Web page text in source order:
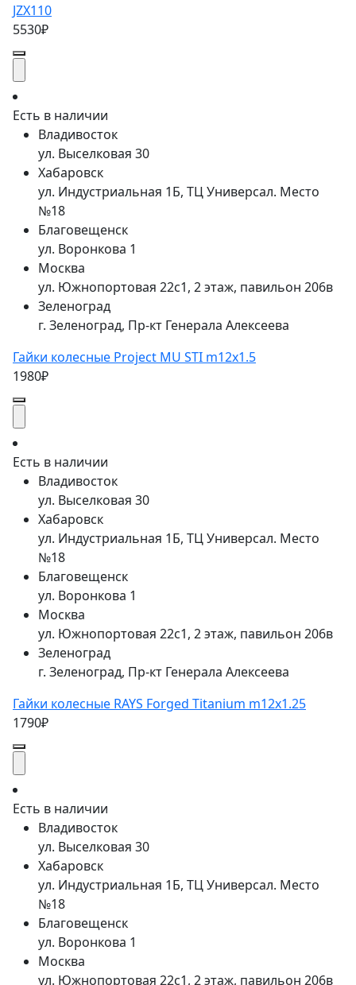
JZX110
5530₽
Есть в наличии
Владивосток
ул. Выселковая 30
Хабаровск
ул. Индустриальная 1Б, ТЦ Универсал. Место
№18
Благовещенск
ул. Воронкова 1
Москва
ул. Южнопортовая 22с1, 2 этаж, павильон 206в
Зеленоград
г. Зеленоград, Пр-кт Генерала Алексеева
Гайки колесные Project MU STI m12x1.5
1980₽
Есть в наличии
Владивосток
ул. Выселковая 30
Хабаровск
ул. Индустриальная 1Б, ТЦ Универсал. Место
№18
Благовещенск
ул. Воронкова 1
Москва
ул. Южнопортовая 22с1, 2 этаж, павильон 206в
Зеленоград
г. Зеленоград, Пр-кт Генерала Алексеева
Гайки колесные RAYS Forged Titanium m12x1.25
1790₽
Есть в наличии
Владивосток
ул. Выселковая 30
Хабаровск
ул. Индустриальная 1Б, ТЦ Универсал. Место
№18
Благовещенск
ул. Воронкова 1
Москва
ул. Южнопортовая 22с1, 2 этаж, павильон 206в